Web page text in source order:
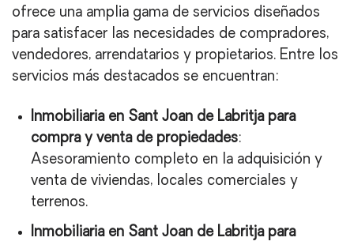
ofrece una amplia gama de servicios diseñados
para satisfacer las necesidades de compradores,
vendedores, arrendatarios y propietarios. Entre los
servicios más destacados se encuentran:
Inmobiliaria en Sant Joan de Labritja para
compra y venta de propiedades:
Asesoramiento completo en la adquisición y
venta de viviendas, locales comerciales y
terrenos.
Inmobiliaria en Sant Joan de Labritja para